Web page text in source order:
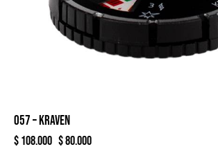
057 – KRAVEN
$108.000 $80.000